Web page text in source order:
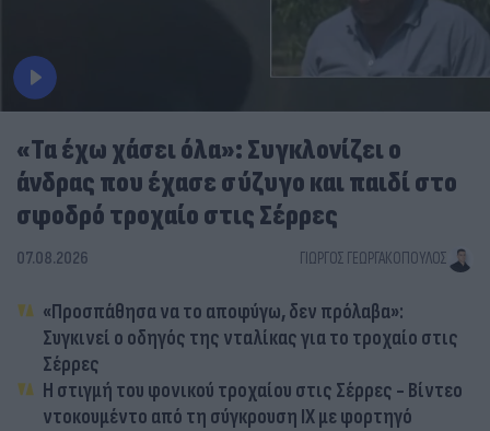
«Τα έχω χάσει όλα»: Συγκλονίζει ο
άνδρας που έχασε σύζυγο και παιδί στο
σφοδρό τροχαίο στις Σέρρες
07.08.2026 ΓΙΏΡΓΟΣ ΓΕΩΡΓΑΚΌΠΟΥΛΟΣ
«Προσπάθησα να το αποφύγω, δεν πρόλαβα»:
Συγκινεί ο οδηγός της νταλίκας για το τροχαίο στις
Σέρρες
Η στιγμή του φονικού τροχαίου στις Σέρρες - Βίντεο
ντοκουμέντο από τη σύγκρουση ΙΧ με φορτηγό